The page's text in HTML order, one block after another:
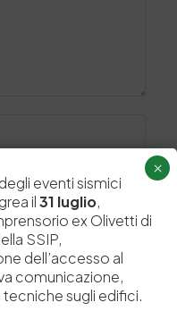
questo browser per la
eventi sismici
il31 luglio,
ex Olivetti di
SSIP,
dell’accesso al
comunicazione,
sugli edifici.
×